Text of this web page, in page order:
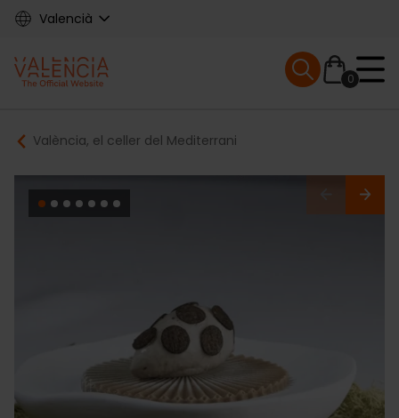
Skip
content
Valencià
Main
navigation
0
Mobile menu
Breadcrumb
València, el celler del Mediterrani